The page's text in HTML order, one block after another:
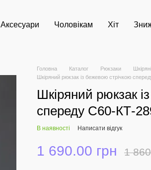
Аксесуари Чоловікам Хіт
Головна Каталог Рюкзаки
Шкіряний рюкзак із бежевою стрічкою
Шкіряний рюкзак
спереду С60-КТ-
В наявності Написати відгук
1 690.00 грн 1